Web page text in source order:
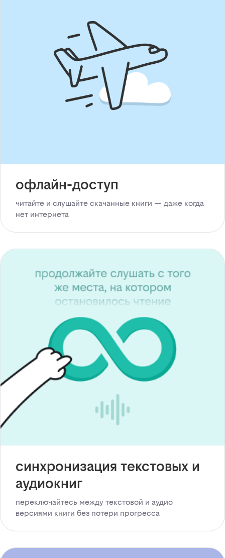
офлайн-доступ
читайте и слушайте скачанные книги — даже когда
нет интернета
синхронизация текстовых и
аудиокниг
переключайтесь между текстовой и аудио
версиями книги без потери прогресса